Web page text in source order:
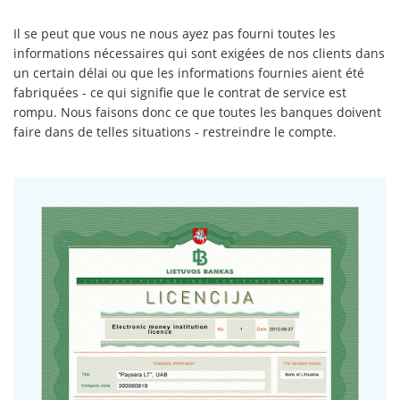
Il se peut que vous ne nous ayez pas fourni toutes les
informations nécessaires qui sont exigées de nos clients dans
un certain délai ou que les informations fournies aient été
fabriquées - ce qui signifie que le contrat de service est
rompu. Nous faisons donc ce que toutes les banques doivent
faire dans de telles situations - restreindre le compte.